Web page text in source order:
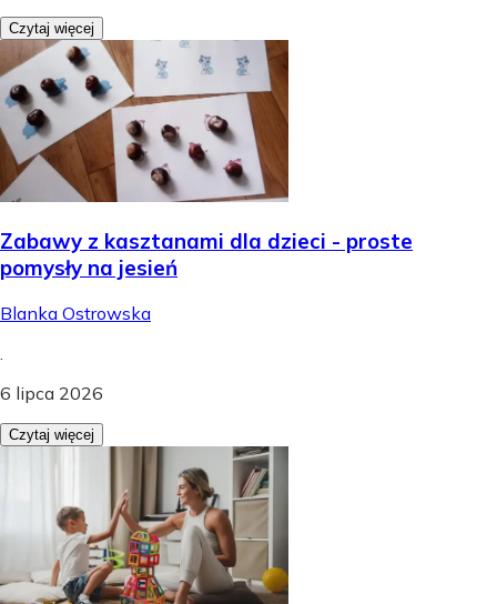
Czytaj więcej
Zabawy z kasztanami dla dzieci - proste
pomysły na jesień
Blanka Ostrowska
6 lipca 2026
Czytaj więcej